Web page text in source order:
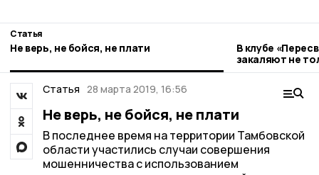
Статья
Не верь, не бойся, не плати
В клубе
закаляют не
Статья 28 марта 2019, 16:56
Не верь, не бойся, не плати
В последнее время на территории Тамбовской
области участились случаи совершения
мошенничества с использованием